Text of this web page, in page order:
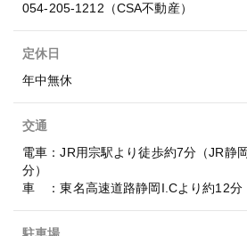
054-205-1212（CSA不動産）
定休日
年中無休
交通
電車：JR用宗駅より徒歩約7分（JR静
分）
車 ：東名高速道路静岡I.Cより約12分